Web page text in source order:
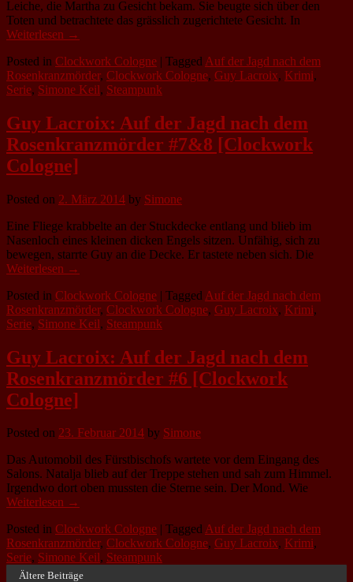
Leiche, die Martha zu Gesicht bekam. Sie beugte sich über den
Toten und betrachtete das grässlich zugerichtete Gesicht. In
Weiterlesen →
Posted in Clockwork Cologne | Tagged Auf der Jagd nach dem
Rosenkranzmörder, Clockwork Cologne, Guy Lacroix, Krimi,
Serie, Simone Keil, Steampunk
Guy Lacroix: Auf der Jagd nach dem
Rosenkranzmörder #7&8 [Clockwork
Cologne]
Posted on 2. März 2014 by Simone
Eine Fliege krabbelte an der Stuckdecke entlang und blieb im
Nasenloch eines kleinen dicken Engels sitzen. Unfähig, sich zu
bewegen, starrte Guy an die Decke. Er tastete neben sich. Die
Weiterlesen →
Posted in Clockwork Cologne | Tagged Auf der Jagd nach dem
Rosenkranzmörder, Clockwork Cologne, Guy Lacroix, Krimi,
Serie, Simone Keil, Steampunk
Guy Lacroix: Auf der Jagd nach dem
Rosenkranzmörder #6 [Clockwork
Cologne]
Posted on 23. Februar 2014 by Simone
Das Automobil des Fürstbischofs wartete vor dem Eingang des
Salons. Natalja blieb auf der Treppe stehen und sah zum Himmel.
Irgendwo dort oben mussten die Sterne sein. Der Mond. Wie
Weiterlesen →
Posted in Clockwork Cologne | TaggedAuf der Jagd nach dem
Rosenkranzmörder, Clockwork Cologne, Guy Lacroix, Krimi,
Serie, Simone Keil, Steampunk
Ältere Beiträge